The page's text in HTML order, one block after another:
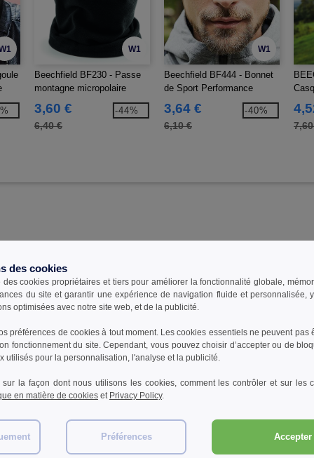
W1
Beechfield BF230 - Passe
montagne micropolaire
3,60 €
6,40 €
-44%
W1
Beechfield BF444 - Bonnet
de Sport Performance
3,64 €
6,10 €
-40%
des cookies
cookies propriétaires et tiers pour améliorer la fonctionnalité globale,
du site et garantir une expérience de navigation fluide et personnalisée,
optimisées avec notre site web, et de la publicité.
préférences de cookies à tout moment. Les cookies essentiels ne peuvent pas
fonctionnement du site. Cependant, vous pouvez choisir d’accepter ou de
utilisés pour la personnalisation, l'analyse et la publicité.
la façon dont nous utilisons les cookies, comment les contrôler et sur les
en matière de cookies et Privacy Policy.
Préférences